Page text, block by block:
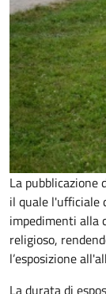
La pubblicazione
il quale l'ufficiale
impedimenti alla
religioso,
l’esposizione